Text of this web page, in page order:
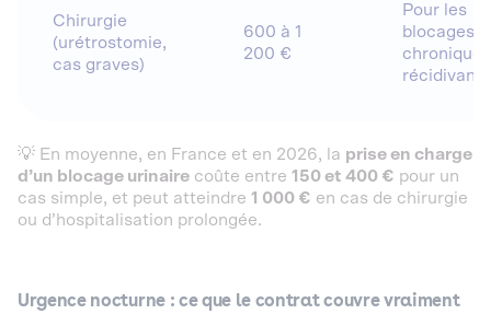
Chirurgie
(urétrostomie,
cas graves)
600 à 1
200 €
Pour les
blocages
récidivants
💡 En moyenne, en France et en 2026, la prise en charge
d’un blocage urinaire coûte entre 150 et 400 € pour un
cas simple, et peut atteindre 1 000 € en cas de chirurgie
ou d’hospitalisation prolongée.
Urgence nocturne : ce que le contrat couvre vraiment